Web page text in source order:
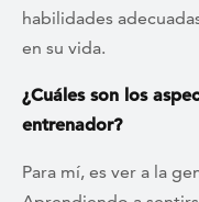
habilidades
en su vida.
¿Cuáles son los
entrenador?
Para mí, es ver a la